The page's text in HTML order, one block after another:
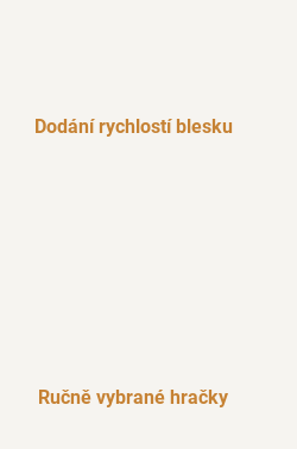
Dodání rychlostí blesku
Ručně vybrané hračky